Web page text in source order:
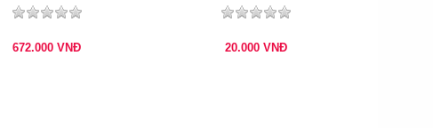
672.000VNĐ 20.000VNĐ